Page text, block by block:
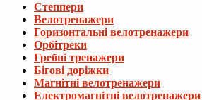
Степпери
Велотренажери
Горизонтальні велотренажери
Орбітреки
Гребні тренажери
Бігові доріжки
Магнітні велотренажери
Електромагнітні велотренажери